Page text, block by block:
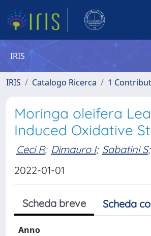
IRIS
IRIS Catalogo Ricerca 1
Moringa oleifera
Induced Oxidative
Ceci R; Dimauro I; Sabatini S;
2022-01-01
Scheda breve Scheda
Anno